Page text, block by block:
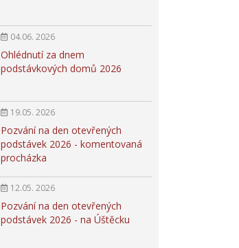
04.06. 2026
Ohlédnutí za dnem
podstávkových domů 2026
19.05. 2026
Pozvání na den otevřených
podstávek 2026 - komentovaná
procházka
12.05. 2026
Pozvání na den otevřených
podstávek 2026 - na Úštěcku